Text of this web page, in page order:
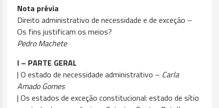
Nota prévia
Direito administrativo de necessidade e de exceção –
Os fins justificam os meios?
Pedro Machete
I – PARTE GERAL
| O estado de necessidade administrativo – Carla
Amado Gomes
| Os estados de exceção constitucional: estado de sítio